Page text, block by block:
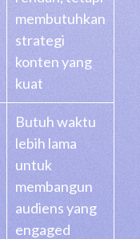
membutuhkan
strategi
konten yang
kuat
Butuh waktu
lebih lama
untuk
membangun
audiens yang
engaged